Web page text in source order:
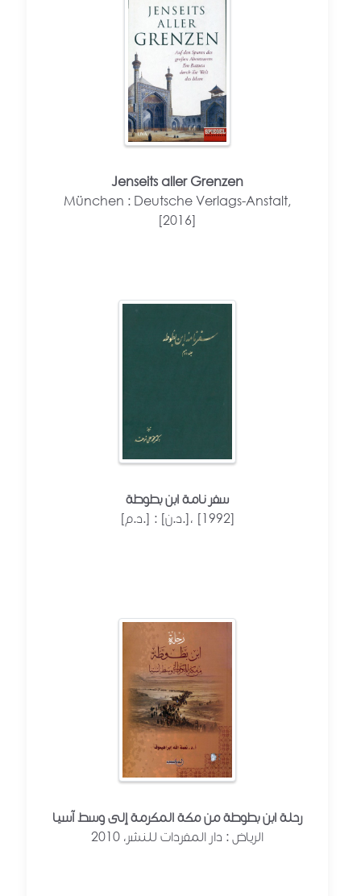
Jenseits aller Grenzen
München : Deutsche Verlags-Anstalt,
[2016]
سفر نامة ابن بطوطة
[د.م.] : [د.ن.]، [1992]
رحلة ابن بطوطة من مكة المكرمة إلى وسط آسيا
الرياض : دار المفردات للنشر، 2010